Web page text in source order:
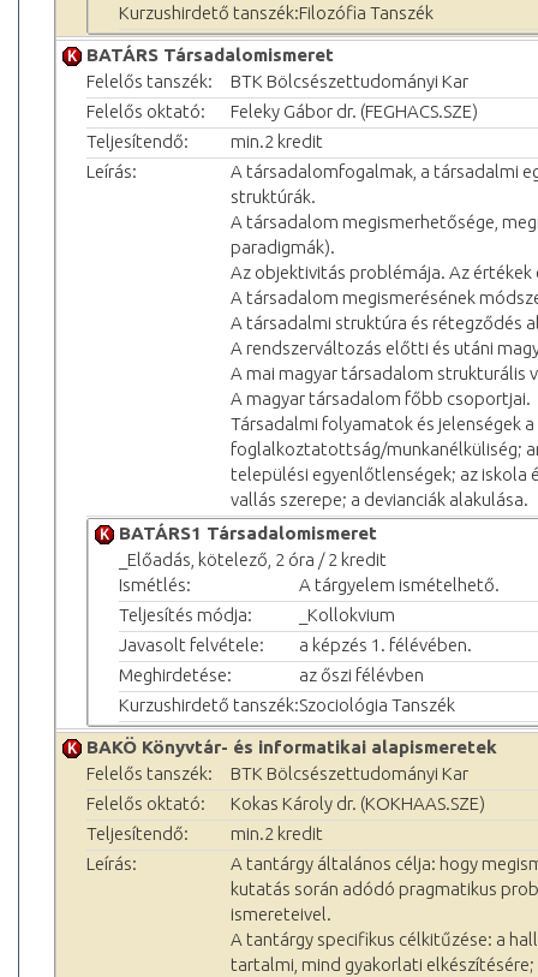
Kurzushirdető tanszék:Filozófia Tanszék
BATÁRS Társadalomismeret
Felelős tanszék:
BTK Bölcsészettudományi Kar
Felelős oktató:
Feleky Gábor dr. (FEGHACS.SZE)
Teljesítendő:
min.2 kredit
Leírás:
A társadalomfogalmak, a társadalmi
struktúrák.
A társadalom megismerhetősége,
paradigmák).
Az objektivitás problémája. Az értékek
A társadalom megismerésének
A társadalmi struktúra és rétegződés
A rendszerváltozás előtti és utáni
A mai magyar társadalom strukturális
A magyar társadalom főbb csoportjai.
Társadalmi folyamatok és jelenségek
foglalkoztatottság/munkanélküliség;
települési egyenlőtlenségek; az iskola
vallás szerepe; a devianciák alakulása.
BATÁRS1 Társadalomismeret
_Előadás, kötelező, 2 óra / 2 kredit
Ismétlés:
A tárgyelem ismételhető.
Teljesítés módja:
_Kollokvium
Javasolt felvétele:
a képzés 1. félévében.
Meghirdetése:
az őszi félévben
Kurzushirdető tanszék:Szociológia Tanszék
BAKÖ Könyvtár- és informatikai alapismeretek
Felelős tanszék:
BTK Bölcsészettudományi Kar
Felelős oktató:
Kokas Károly dr. (KOKHAAS.SZE)
Teljesítendő:
min.2 kredit
Leírás:
A tantárgy általános célja: hogy
kutatás során adódó pragmatikus
ismereteivel.
A tantárgy specifikus célkitűzése: a
tartalmi, mind gyakorlati